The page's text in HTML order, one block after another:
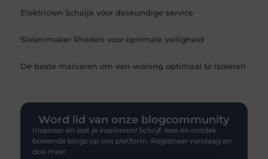
Elektricien Schaijk voor deskundige service
Slotenmaker Rheden voor optimale veiligheid
De beste manieren om een woning optimaal te isoleren
Word lid van onze blogcommunity
Inspireer en laat je inspireren! Schrijf, lees en ontdek
boeiende blogs op ons platform. Registreer vandaag en
doe mee!